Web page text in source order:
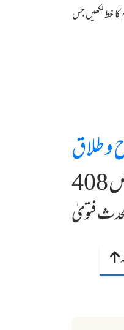
خط لکھیں جس
و طلاق
فتویٰ